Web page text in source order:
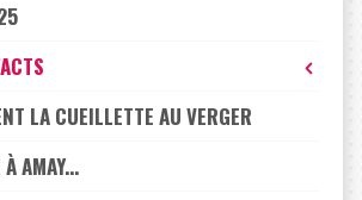
LA CUEILLETTE AU VERGER
AMAY...